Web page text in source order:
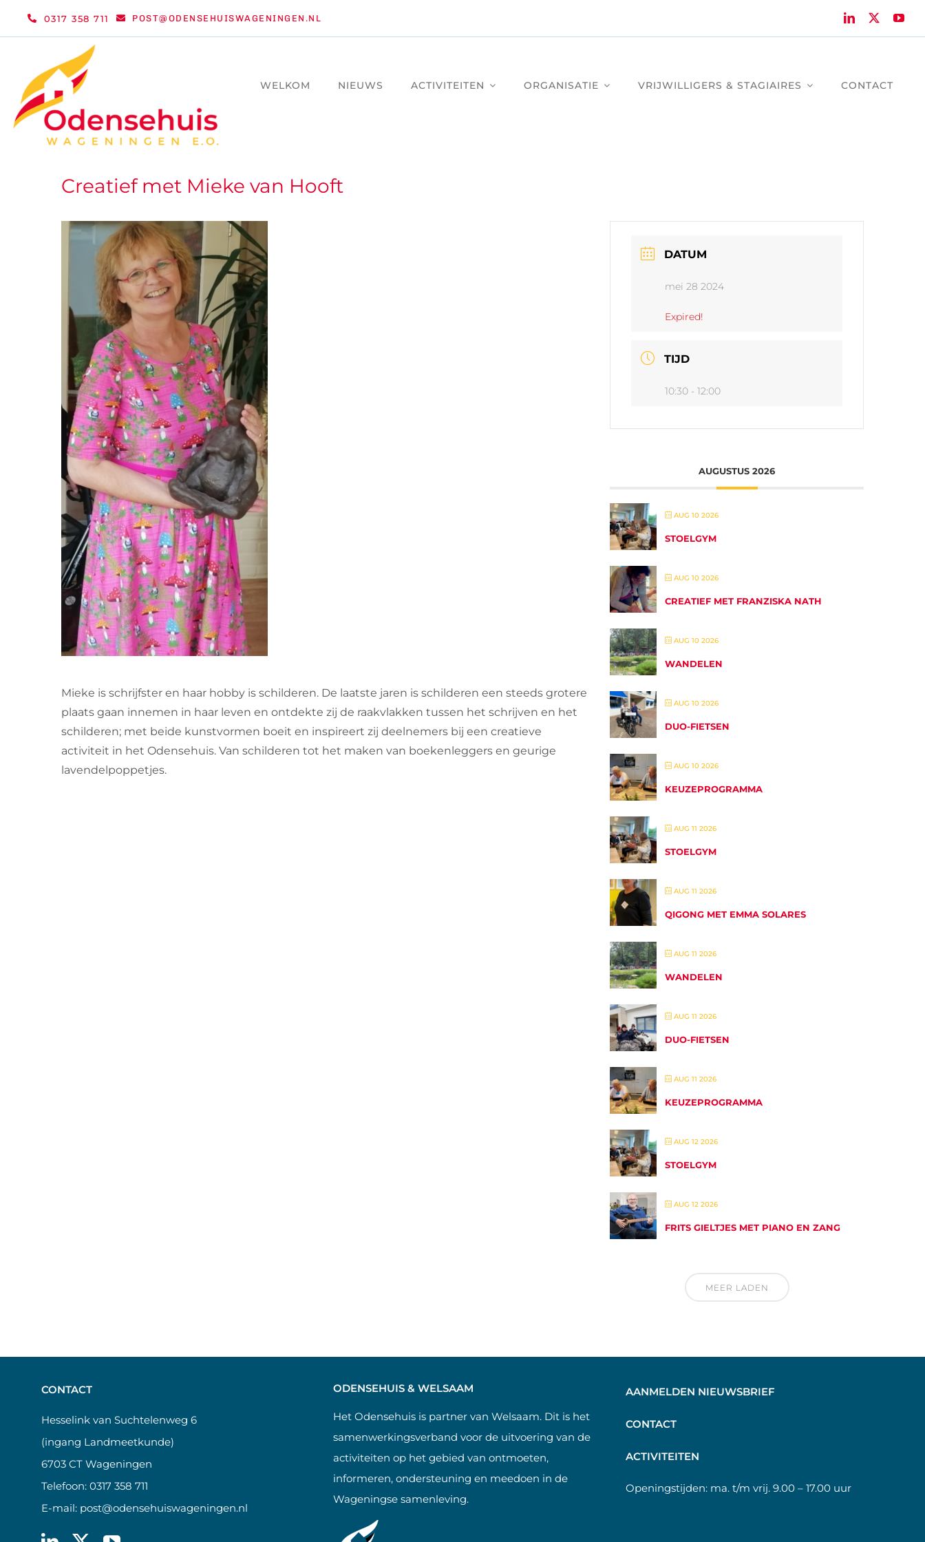
0317 358 711 POST@ODENSEHUISWAGENINGEN.NL
WELKOM NIEUWS ACTIVITEITEN ORGANISATIE VRIJWILLIGERS & STAGIAIRES CONTACT
Creatief met Mieke van Hooft
Mieke is schrijfster en haar hobby is schilderen. De laatste jaren is schilderen een steeds grotere
plaats gaan innemen in haar leven en ontdekte zij de raakvlakken tussen het schrijven en het
schilderen; met beide kunstvormen boeit en inspireert zij deelnemers bij een creatieve
activiteit in het Odensehuis. Van schilderen tot het maken van boekenleggers en geurige
lavendelpoppetjes.
DATUM
mei 28 2024
Expired!
TIJD
10:30 - 12:00
AUGUSTUS 2026
AUG 10 2026
STOELGYM
AUG 10 2026
CREATIEF MET FRANZISKA NATH
AUG 10 2026
WANDELEN
AUG 10 2026
DUO-FIETSEN
AUG 10 2026
KEUZEPROGRAMMA
AUG 11 2026
STOELGYM
AUG 11 2026
QIGONG MET EMMA SOLARES
AUG 11 2026
WANDELEN
AUG 11 2026
DUO-FIETSEN
AUG 11 2026
KEUZEPROGRAMMA
AUG 12 2026
STOELGYM
AUG 12 2026
FRITS GIELTJES MET PIANO EN ZANG
MEER LADEN
CONTACT
Hesselink van Suchtelenweg 6
(ingang Landmeetkunde)
6703 CT Wageningen
Telefoon: 0317 358 711
E-mail: post@odensehuiswageningen.nl
ODENSEHUIS & WELSAAM
Het Odensehuis is partner van Welsaam. Dit is het
samenwerkingsverband voor de uitvoering van de
activiteiten op het gebied van ontmoeten,
informeren, ondersteuning en meedoen in de
Wageningse samenleving.
AANMELDEN NIEUWSBRIEF
CONTACT
ACTIVITEITEN
Openingstijden: ma. t/m vrij. 9.00 – 17.00 uur